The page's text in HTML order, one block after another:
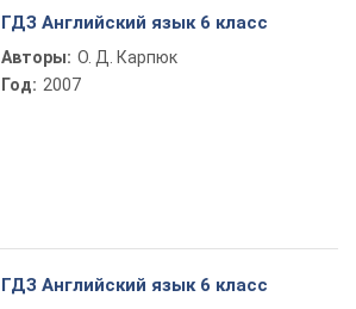
ГДЗ Английский язык 6 класс
Авторы: О. Д. Карпюк
Год: 2007
ГДЗ Английский язык 6 класс